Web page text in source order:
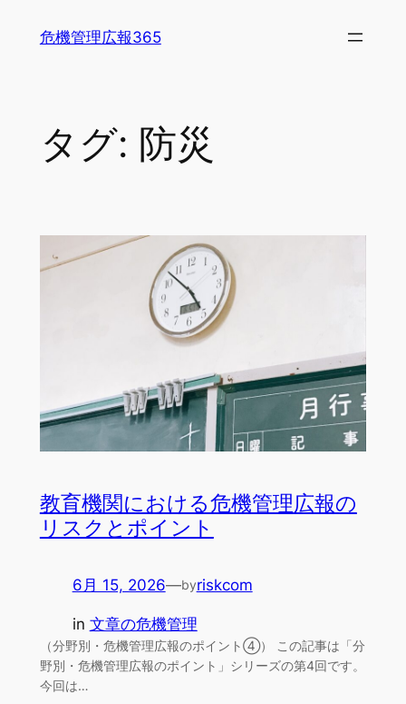
危機管理広報365
タグ: 防災
教育機関における危機管理広報の
リスクとポイント
6月 15, 2026—byriskcom
in 文章の危機管理
（分野別・危機管理広報のポイント④） この記事は「分
野別・危機管理広報のポイント」シリーズの第4回です。
今回は…